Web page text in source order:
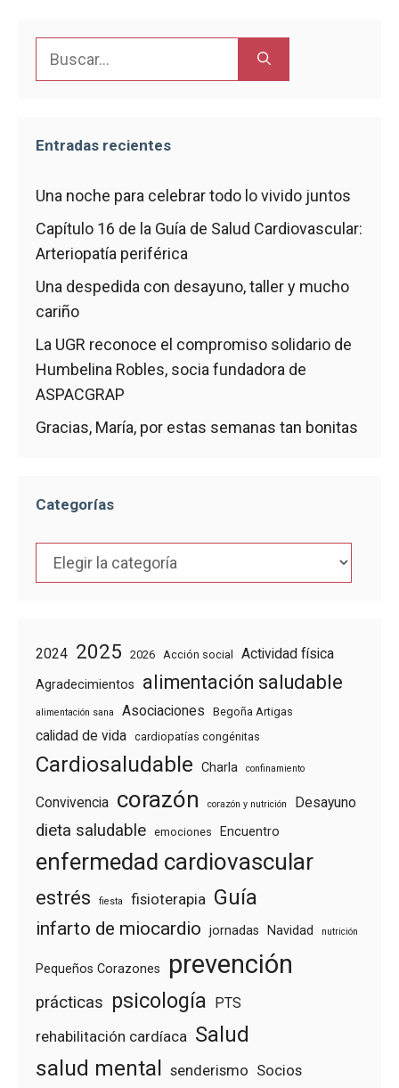
Entradas recientes
Una noche para celebrar todo lo vivido juntos
Capítulo 16 de la Guía de Salud Cardiovascular:
Arteriopatía periférica
Una despedida con desayuno, taller y mucho
cariño
La UGR reconoce el compromiso solidario de
Humbelina Robles, socia fundadora de
ASPACGRAP
Gracias, María, por estas semanas tan bonitas
Categorías
Categorías
2024 2025 2026 Acción social Actividad física
Agradecimientos alimentación saludable
alimentación sana Asociaciones Begoña Artigas
calidad de vida cardiopatías congénitas
Cardiosaludable Charla confinamiento
Convivencia corazón corazón y nutrición Desayuno
dieta saludable emociones Encuentro
enfermedad cardiovascular
estrés fiesta fisioterapia Guía
infarto de miocardio jornadas Navidad nutrición
Pequeños Corazones prevención
prácticas psicología PTS
rehabilitación cardíaca Salud
salud mental senderismo Socios